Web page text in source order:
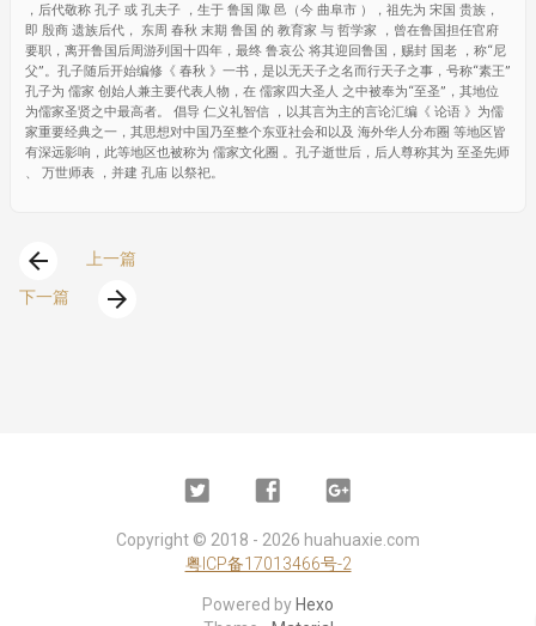
，后代敬称 孔子 或 孔夫子 ，生于 鲁国 陬 邑（今 曲阜市 ），祖先为 宋国 贵族，
即 殷商 遗族后代， 东周 春秋 末期 鲁国 的 教育家 与 哲学家 ，曾在鲁国担任官府
要职，离开鲁国后周游列国十四年，最终 鲁哀公 将其迎回鲁国，赐封 国老 ，称“尼
父”。孔子随后开始编修《 春秋 》一书，是以无天子之名而行天子之事，号称“素王”
孔子为 儒家 创始人兼主要代表人物，在 儒家四大圣人 之中被奉为“至圣”，其地位
为儒家圣贤之中最高者。 倡导 仁义礼智信 ，以其言为主的言论汇编《 论语 》为儒
家重要经典之一，其思想对中国乃至整个东亚社会和以及 海外华人分布圈 等地区皆
有深远影响，此等地区也被称为 儒家文化圈 。孔子逝世后，后人尊称其为 至圣先师
、 万世师表 ，并建 孔庙 以祭祀。
arrow_back
上一篇
下一篇
arrow_forward
Twitter FacebookGoogle
Copyright © 2018 - 2026 huahuaxie.com
粤ICP备17013466号-2
Powered by Hexo